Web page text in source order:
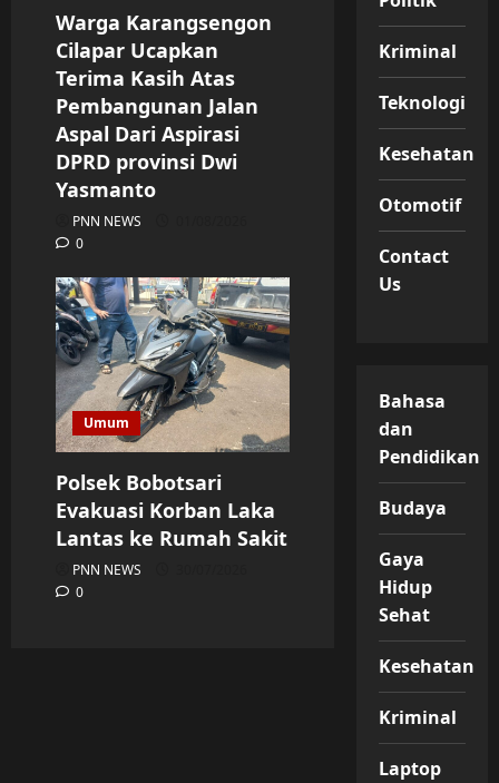
Warga Karangsengon
Cilapar Ucapkan
Terima Kasih Atas
Pembangunan Jalan
Aspal Dari Aspirasi
DPRD provinsi Dwi
Yasmanto
PNN NEWS
0
Umum
Polsek Bobotsari
Evakuasi Korban Laka
Lantas ke Rumah Sakit
PNN NEWS
0
Kriminal
Teknologi
Kesehatan
Otomotif
Contact
Us
Bahasa
dan
Pendidikan
Budaya
Gaya
Hidup
Sehat
Kesehatan
Kriminal
Laptop